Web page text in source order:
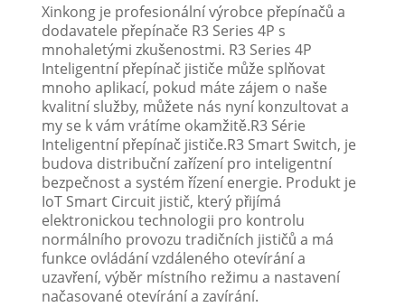
Xinkong je profesionální výrobce přepínačů a
dodavatele přepínače R3 Series 4P s
mnohaletými zkušenostmi. R3 Series 4P
Inteligentní přepínač jističe může splňovat
mnoho aplikací, pokud máte zájem o naše
kvalitní služby, můžete nás nyní konzultovat a
my se k vám vrátíme okamžitě.R3 Série
Inteligentní přepínač jističe.R3 Smart Switch, je
budova distribuční zařízení pro inteligentní
bezpečnost a systém řízení energie. Produkt je
IoT Smart Circuit jistič, který přijímá
elektronickou technologii pro kontrolu
normálního provozu tradičních jističů a má
funkce ovládání vzdáleného otevírání a
uzavření, výběr místního režimu a nastavení
načasované otevírání a zavírání.